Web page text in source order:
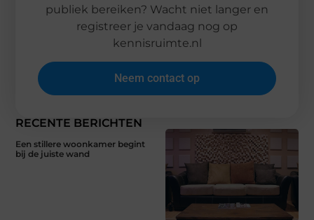
RECENTE BERICHTEN
Een stillere woonkamer begint
bij de juiste wand
publiek bereiken? Wacht niet langer en
registreer je vandaag nog op
kennisruimte.nl
Neem contact op